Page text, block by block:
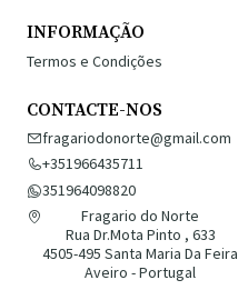
INFORMAÇÃO
Termos e Condições
CONTACTE-NOS
fragariodonorte@gmail.com
+351966435711
351964098820
Fragario do Norte
Rua Dr.Mota Pinto , 633
4505-495 Santa Maria Da Feira
Aveiro - Portugal